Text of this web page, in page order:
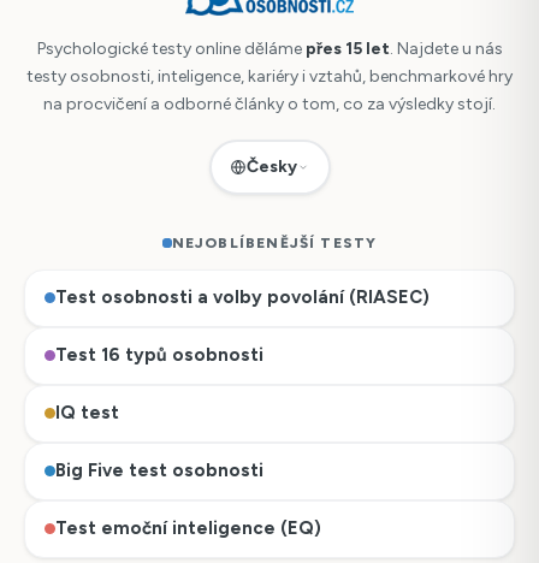
Psychologické testy online děláme přes 15 let. Najdete u nás
testy osobnosti, inteligence, kariéry i vztahů, benchmarkové hry
na procvičení a odborné články o tom, co za výsledky stojí.
Česky
NEJOBLÍBENĚJŠÍ TESTY
Test osobnosti a volby povolání (RIASEC)
Test 16 typů osobnosti
IQ test
Big Five test osobnosti
Test emoční inteligence (EQ)